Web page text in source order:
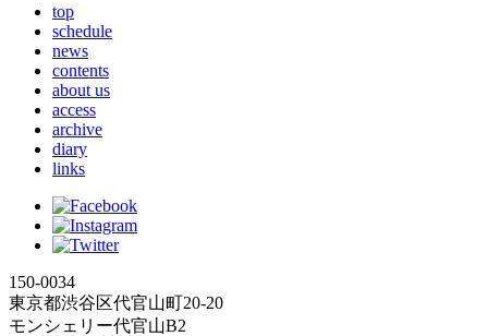
top
schedule
news
contents
about us
access
archive
diary
links
150-0034
東京都渋谷区代官山町20-20
モンシェリー代官山B2